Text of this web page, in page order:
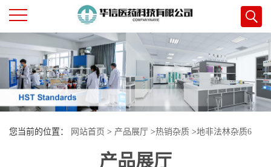
公
司
首
页
您当前的位置： 网站首页 > 产品展厅 >热销杂质 >地非法林杂质6
产品展厅